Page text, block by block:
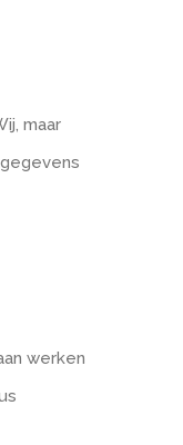
maar
werken